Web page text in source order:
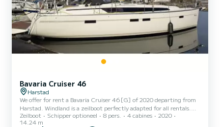
Bavaria Cruiser 46
Harstad
We offer for rent a Bavaria Cruiser 46[G] of 2020 departing from
Harstad. Windland is a zeilboot perfectly adapted for all rentals.
This zeilboot is very pleasant to handle for a week cruise or more.
The boat has 4 cabins with all comfort and a capacity of 8 people.
Zeilboot Schipper optioneel 8 pers. 4 cabines
2020
14.24 m